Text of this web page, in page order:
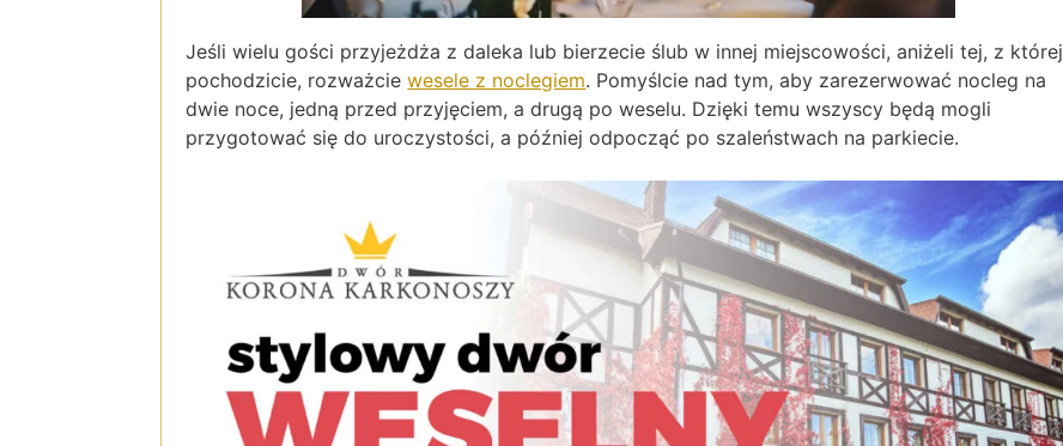
Jeśli wielu gości przyjeżdża z daleka lub bierzecie ślub w innej miejscowości, aniżeli tej, z której
pochodzicie, rozważciewesele z noclegiem. Pomyślcie nad tym, aby zarezerwować nocleg na
dwie noce, jedną przed przyjęciem, a drugą po weselu. Dzięki temu wszyscy będą mogli
przygotować się do uroczystości, a później odpocząć po szaleństwach na parkiecie.